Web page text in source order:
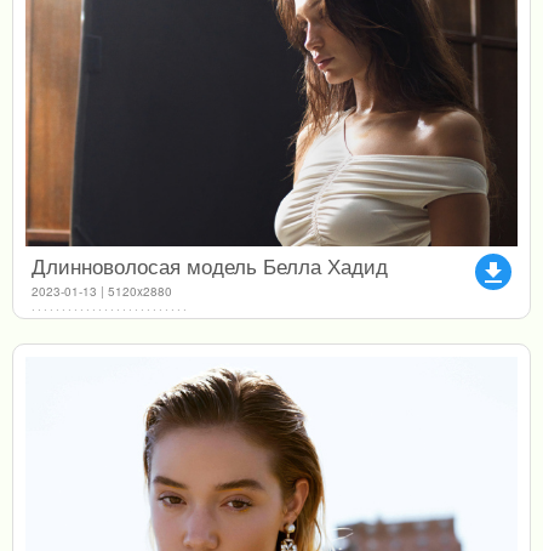
file_download
Длинноволосая модель Белла Хадид
2023-01-13 | 5120x2880